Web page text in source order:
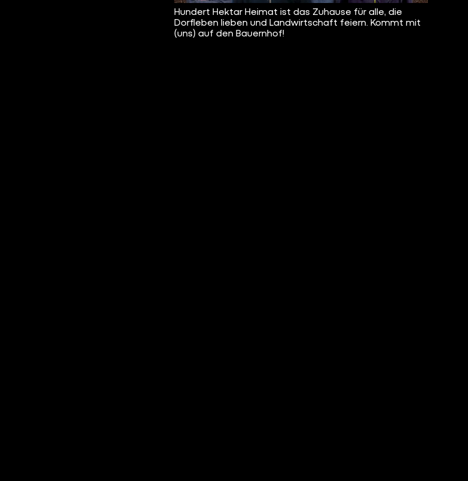
Hundert Hektar Heimat ist das Zuhause für alle, die
Dorfleben lieben und Landwirtschaft feiern. Kommt mit
(uns) auf den Bauernhof!